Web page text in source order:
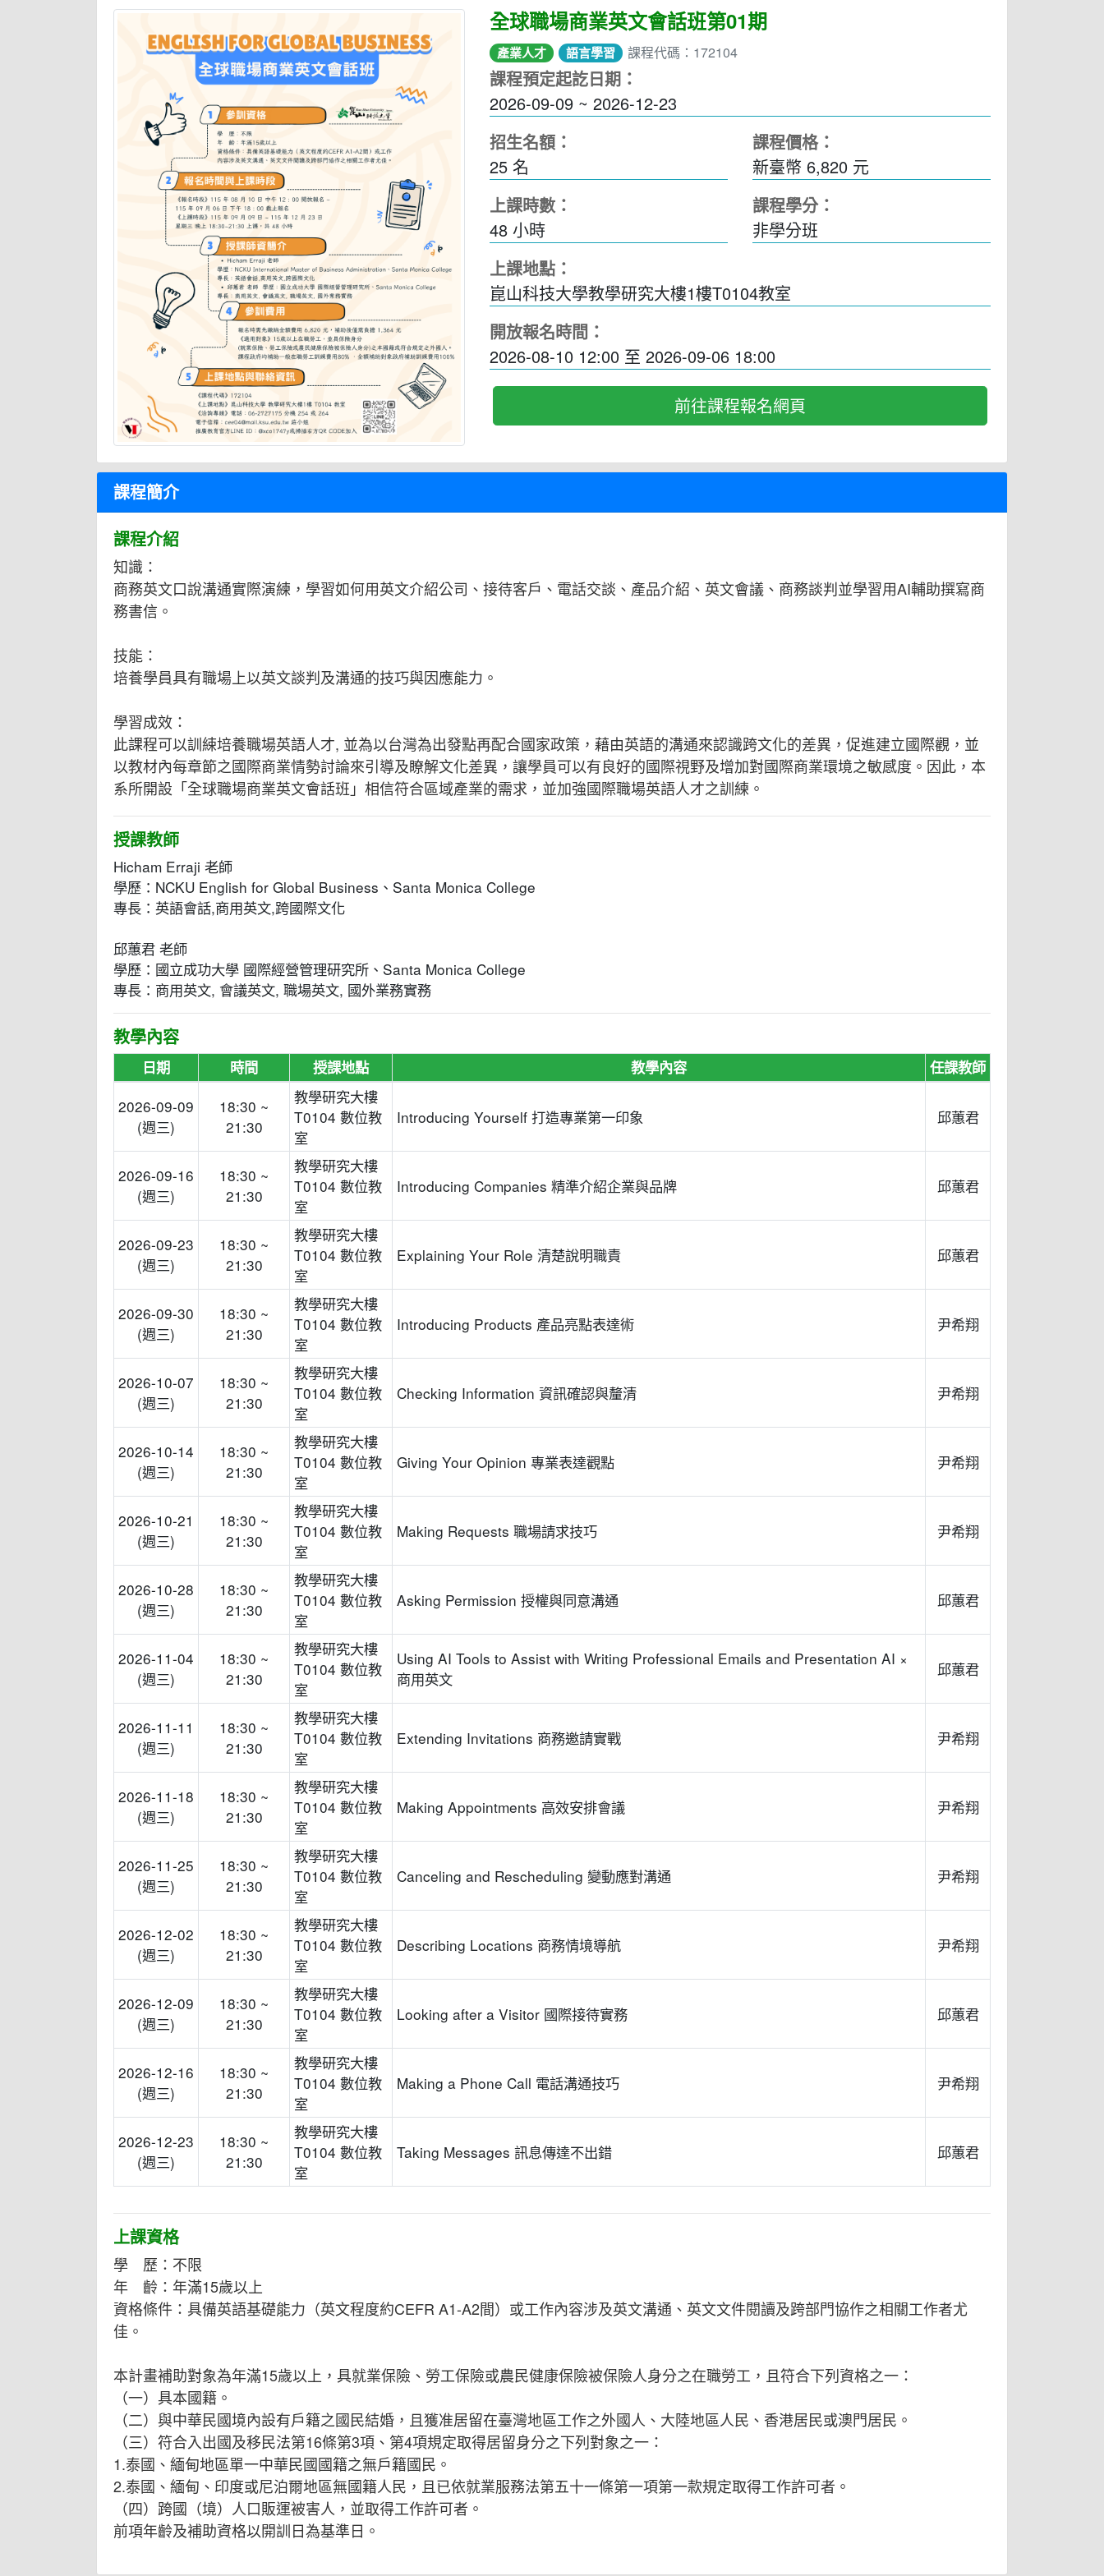
全球職場商業英文會話班第01期
產業人才 語言學習 課程代碼：172104
課程預定起訖日期：
2026-09-09 ~ 2026-12-23
招生名額：
25 名
課程價格：
新臺幣 6,820 元
上課時數：
48小時
課程學分：
非學分班
上課地點：
崑山科技大學教學研究大樓1樓T0104教室
開放報名時間：
2026-08-10 12:00 至 2026-09-06 18:00
前往課程報名網頁
課程簡介
課程介紹
知識：
商務英文口說溝通實際演練，學習如何用英文介紹公司、接待客戶、電話交談、產品介紹、英文會議、商務談判並學習用AI輔助撰寫商
務書信。
技能：
培養學員具有職場上以英文談判及溝通的技巧與因應能力。
學習成效：
此課程可以訓綀培養職場英語人才, 並為以台灣為出發點再配合國家政策，藉由英語的溝通來認識跨文化的差異，促進建立國際觀，並
以教材內每章節之國際商業情勢討論來引導及瞭解文化差異，讓學員可以有良好的國際視野及增加對國際商業環境之敏感度。因此，本
系所開設「全球職場商業英文會話班」相信符合區域產業的需求，並加強國際職場英語人才之訓練。
授課教師
Hicham Erraji 老師
學歷：NCKU English for Global Business、Santa Monica College
專長：英語會話,商用英文,跨國際文化
邱蕙君 老師
學歷：國立成功大學 國際經營管理研究所、Santa Monica College
專長：商用英文, 會議英文, 職場英文, 國外業務實務
教學內容
日期 時間 授課地點 教學內容 任課教師
2026-09-09
(週三)
18:30 ~
21:30
教學研究大樓
T0104 數位教
室
Introducing Yourself 打造專業第一印象 邱蕙君
2026-09-16
(週三)
18:30 ~
21:30
教學研究大樓
T0104 數位教
室
Introducing Companies 精準介紹企業與品牌 邱蕙君
2026-09-23
(週三)
18:30 ~
21:30
教學研究大樓
T0104 數位教
室
Explaining Your Role 清楚說明職責 邱蕙君
2026-09-30
(週三)
18:30 ~
21:30
教學研究大樓
T0104 數位教
室
Introducing Products 產品亮點表達術 尹希翔
2026-10-07
(週三)
18:30 ~
21:30
教學研究大樓
T0104 數位教
室
Checking Information 資訊確認與釐清 尹希翔
2026-10-14
(週三)
18:30 ~
21:30
教學研究大樓
T0104 數位教
室
Giving Your Opinion 專業表達觀點 尹希翔
2026-10-21
(週三)
18:30 ~
21:30
教學研究大樓
T0104 數位教
室
Making Requests 職場請求技巧 尹希翔
2026-10-28
(週三)
18:30 ~
21:30
教學研究大樓
T0104 數位教
室
Asking Permission 授權與同意溝通 邱蕙君
2026-11-04
(週三)
18:30 ~
21:30
教學研究大樓
T0104 數位教
室
Using AI Tools to Assist with Writing Professional Emails and Presentation AI ×
商用英文
邱蕙君
2026-11-11
(週三)
18:30 ~
21:30
教學研究大樓
T0104 數位教
室
Extending Invitations 商務邀請實戰 尹希翔
2026-11-18
(週三)
18:30 ~
21:30
教學研究大樓
T0104 數位教
室
Making Appointments 高效安排會議 尹希翔
2026-11-25
(週三)
18:30 ~
21:30
教學研究大樓
T0104 數位教
室
Canceling and Rescheduling 變動應對溝通 尹希翔
2026-12-02
(週三)
18:30 ~
21:30
教學研究大樓
T0104 數位教
室
Describing Locations 商務情境導航 尹希翔
2026-12-09
(週三)
18:30 ~
21:30
教學研究大樓
T0104 數位教
室
Looking after a Visitor 國際接待實務 邱蕙君
2026-12-16
(週三)
18:30 ~
21:30
教學研究大樓
T0104 數位教
室
Making a Phone Call 電話溝通技巧 尹希翔
2026-12-23
(週三)
18:30 ~
21:30
教學研究大樓
T0104 數位教
室
Taking Messages 訊息傳達不出錯 邱蕙君
上課資格
學 歷：不限
年 齡：年滿15歲以上
資格條件：具備英語基礎能力（英文程度約CEFR A1-A2間）或工作內容涉及英文溝通、英文文件閱讀及跨部門協作之相關工作者尤
佳。
本計畫補助對象為年滿15歲以上，具就業保險、勞工保險或農民健康保險被保險人身分之在職勞工，且符合下列資格之一：
（一）具本國籍。
（二）與中華民國境內設有戶籍之國民結婚，且獲准居留在臺灣地區工作之外國人、大陸地區人民、香港居民或澳門居民。
（三）符合入出國及移民法第16條第3項、第4項規定取得居留身分之下列對象之一：
1.泰國、緬甸地區單一中華民國國籍之無戶籍國民。
2.泰國、緬甸、印度或尼泊爾地區無國籍人民，且已依就業服務法第五十一條第一項第一款規定取得工作許可者。
（四）跨國（境）人口販運被害人，並取得工作許可者。
前項年齡及補助資格以開訓日為基準日。